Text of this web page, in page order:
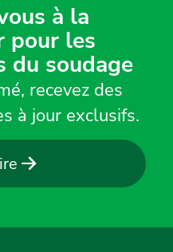
à la
pour les
du soudage
recevez des
à jour exclusifs.